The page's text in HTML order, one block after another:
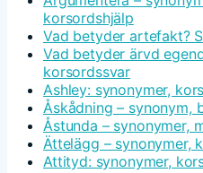
korsordshjälp
Vad betyder artefakt?
Vad betyder ärvd
korsordssvar
Ashley: synonymer,
Åskådning – synonym,
Åstunda – synonymer,
Ättelägg – synonymer,
Attityd: synonymer,